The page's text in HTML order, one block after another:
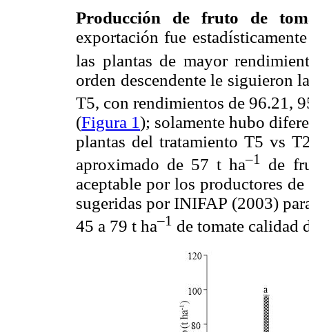
Producción de fruto de
exportación fue
las plantas de mayor
orden descendente le siguieron
T5, con rendimientos de 96.21,
(Figura 1); solamente hubo
plantas del tratamiento T5 vs
aproximado de 57 t ha–1
de
aceptable por los productores
sugeridas por INIFAP (2003)
45 a 79 t ha–1 de tomate calidad